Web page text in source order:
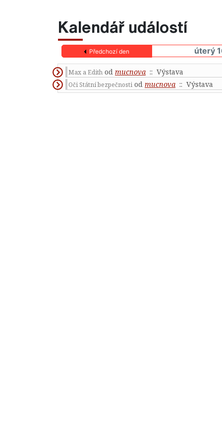
Kalendář událostí
Předchozí den úterý
Max a Edith od mucnova :: Výstava
Oči Státní bezpečnosti od mucnova :: Výstava